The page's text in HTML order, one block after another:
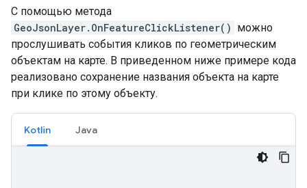
С помощью метода
GeoJsonLayer.OnFeatureClickListener() можно
прослушивать события кликов по геометрическим
объектам на карте. В приведенном ниже примере кода
реализовано сохранение названия объекта на карте
при клике по этому объекту.
Kotlin Java